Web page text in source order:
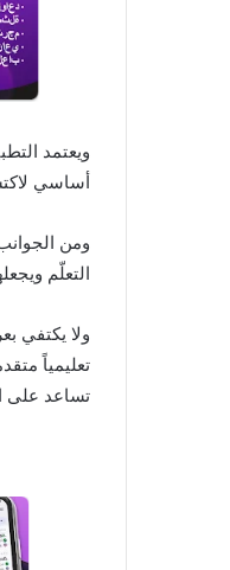
ويعتمد
أساسي
ومن
التعلّم
ولا يكتفي
تعليمياً
تساعد على